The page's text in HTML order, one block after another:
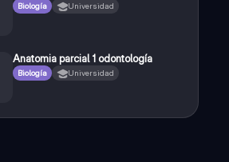
Biología Universidad
Anatomia parcial 1 odontología
Biología Universidad